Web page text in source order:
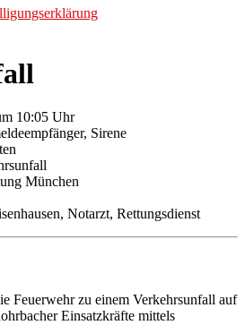
10:05 Uhr
Sirene
München
Notarzt, Rettungsdienst
Feuerwehr zu einem Verkehrsunfall auf
Einsatzkräfte mittels